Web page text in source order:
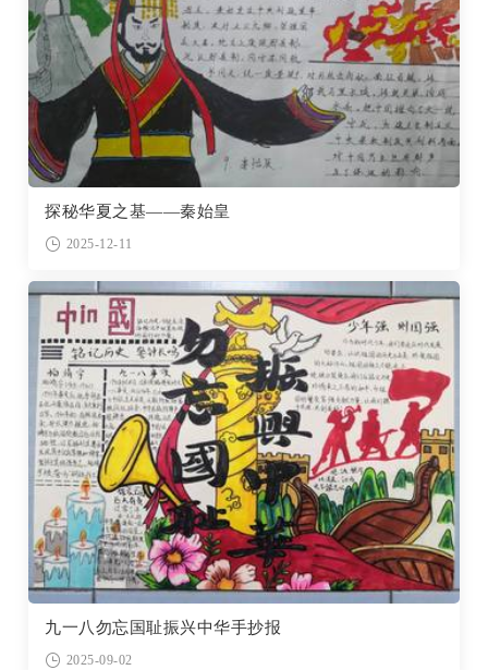
探秘华夏之基——秦始皇
2025-12-11
九一八勿忘国耻振兴中华手抄报
2025-09-02